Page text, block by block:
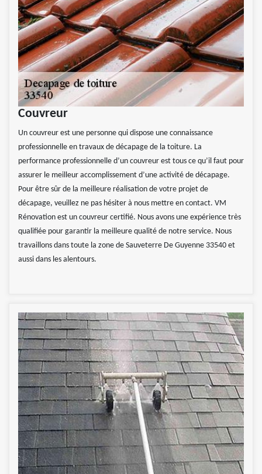
Couvreur
Un couvreur est une personne qui dispose une connaissance
professionnelle en travaux de décapage de la toiture. La
performance professionnelle d’un couvreur est tous ce qu’il faut pour
assurer le meilleur accomplissement d’une activité de décapage.
Pour être sûr de la meilleure réalisation de votre projet de
décapage, veuillez ne pas hésiter à nous mettre en contact. VM
Rénovation est un couvreur certifié. Nous avons une expérience très
qualifiée pour garantir la meilleure qualité de notre service. Nous
travaillons dans toute la zone de Sauveterre De Guyenne 33540 et
aussi dans les alentours.